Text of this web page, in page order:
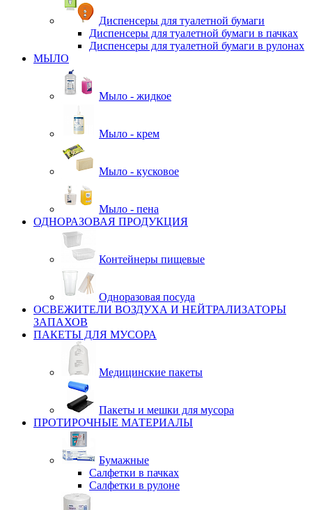
Диспенсеры для туалетной бумаги
Диспенсеры для туалетной бумаги в пачках
Диспенсеры для туалетной бумаги в рулонах
МЫЛО
Мыло - жидкое
Мыло - крем
Мыло - кусковое
Мыло - пена
ОДНОРАЗОВАЯ ПРОДУКЦИЯ
Контейнеры пищевые
Одноразовая посуда
ОСВЕЖИТЕЛИ ВОЗДУХА И НЕЙТРАЛИЗАТОРЫ
ЗАПАХОВ
ПАКЕТЫ ДЛЯ МУСОРА
Медицинские пакеты
Пакеты и мешки для мусора
ПРОТИРОЧНЫЕ МАТЕРИАЛЫ
Бумажные
Салфетки в пачках
Салфетки в рулоне